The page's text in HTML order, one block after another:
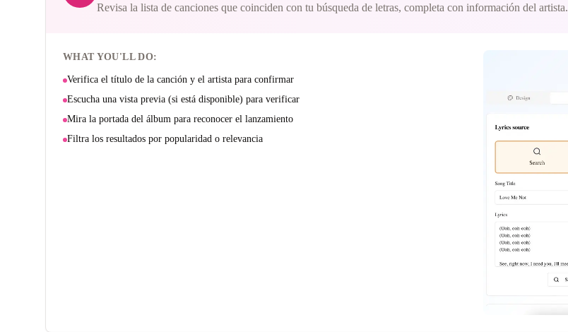
Revisa la lista de canciones que coinciden con tu búsqueda de letras, completa con información del artista.
WHAT YOU'LL DO:
Verifica el título de la canción y el artista para confirmar
Escucha una vista previa (si está disponible) para verificar
Mira la portada del álbum para reconocer el lanzamiento
Filtra los resultados por popularidad o relevancia